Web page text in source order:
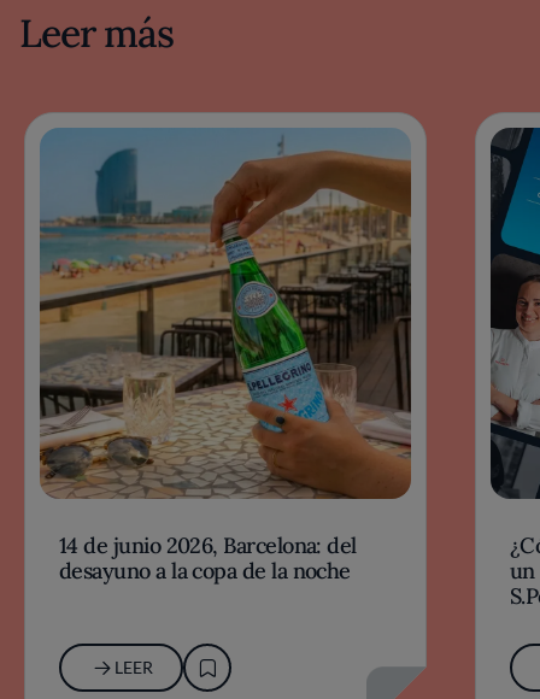
Leer más
14 de junio 2026, Barcelona: del
desayuno a la copa de la noche
LEER
un